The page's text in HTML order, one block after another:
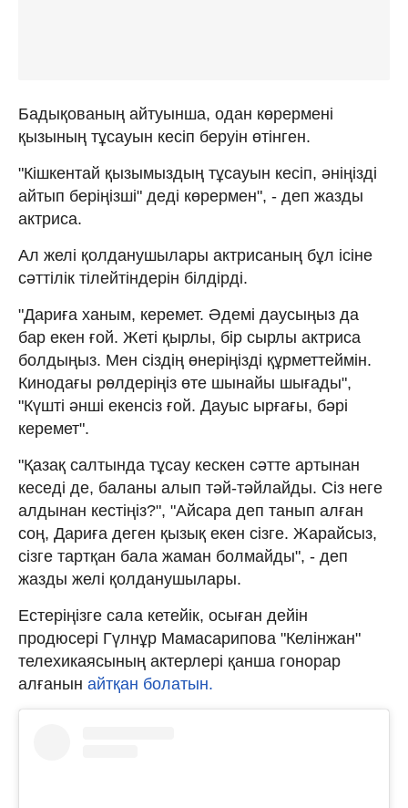
Бадықованың айтуынша, одан көрермені
қызының тұсауын кесіп беруін өтінген.
"Кішкентай қызымыздың тұсауын кесіп, әніңізді
айтып беріңізші" деді көрермен", - деп жазды
актриса.
Ал желі қолданушылары актрисаның бұл ісіне
сәттілік тілейтіндерін білдірді.
"Дариға ханым, керемет. Әдемі даусыңыз да
бар екен ғой. Жеті қырлы, бір сырлы актриса
болдыңыз. Мен сіздің өнеріңізді құрметтеймін.
Кинодағы рөлдеріңіз өте шынайы шығады",
"Күшті әнші екенсіз ғой. Дауыс ырғағы, бәрі
керемет".
"Қазақ салтында тұсау кескен сәтте артынан
кеседі де, баланы алып тәй-тәйлайды. Сіз неге
алдынан кестіңіз?", "Айсара деп танып алған
соң, Дариға деген қызық екен сізге. Жарайсыз,
сізге тартқан бала жаман болмайды", - деп
жазды желі қолданушылары.
Естеріңізге сала кетейік, осыған дейін
продюсері Гүлнұр Мамасарипова "Келінжан"
телехикаясының актерлері қанша гонорар
алғанын айтқан болатын.